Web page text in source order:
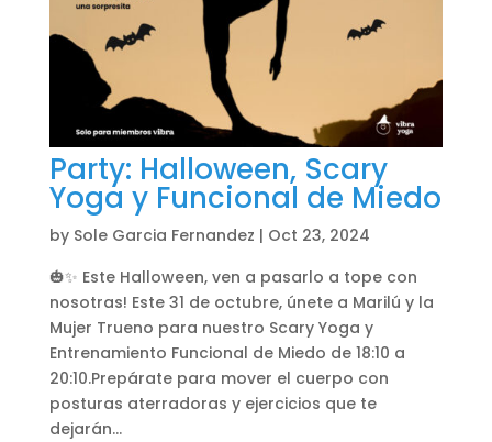
Party: Halloween, Scary
Yoga y Funcional de Miedo
by Sole Garcia Fernandez | Oct 23, 2024
🎃✨ Este Halloween, ven a pasarlo a tope con
nosotras! Este 31 de octubre, únete a Marilú y la
Mujer Trueno para nuestro Scary Yoga y
Entrenamiento Funcional de Miedo de 18:10 a
20:10.Prepárate para mover el cuerpo con
posturas aterradoras y ejercicios que te
dejarán...